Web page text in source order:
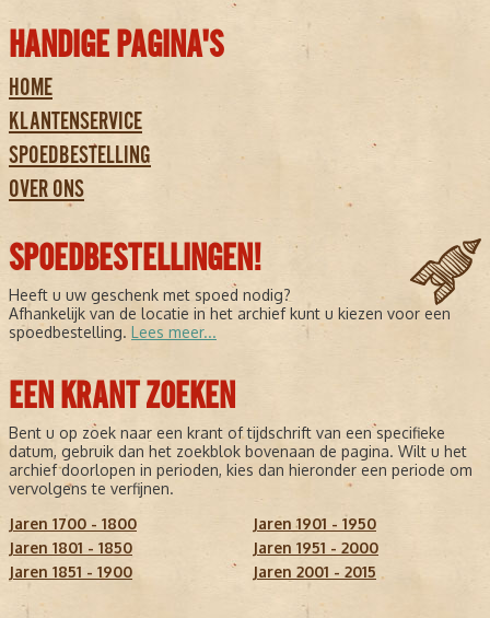
HANDIGE PAGINA'S
HOME
KLANTENSERVICE
SPOEDBESTELLING
OVER ONS
SPOEDBESTELLINGEN!
Heeft u uw geschenk met spoed nodig?
Afhankelijk van de locatie in het archief kunt u kiezen voor een
spoedbestelling. Lees meer...
EEN KRANT ZOEKEN
Bent u op zoek naar een krant of tijdschrift van een specifieke
datum, gebruik dan het zoekblok bovenaan de pagina. Wilt u het
archief doorlopen in perioden, kies dan hieronder een periode om
vervolgens te verfijnen.
Jaren 1700 - 1800
Jaren 1801 - 1850
Jaren 1851 - 1900
Jaren 1901 - 1950
Jaren 1951 - 2000
Jaren 2001 - 2015